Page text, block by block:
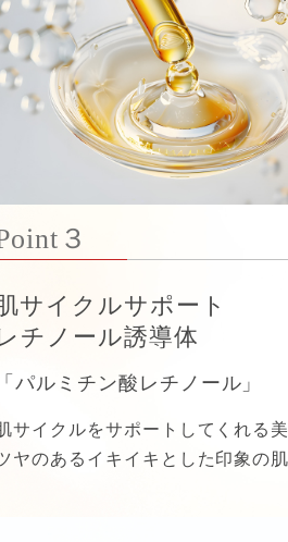
３
サイクルサポート
チノール誘導体
パルミチン酸レチノール」
サイクルをサポートしてくれる美
ヤのあるイキイキとした印象の肌